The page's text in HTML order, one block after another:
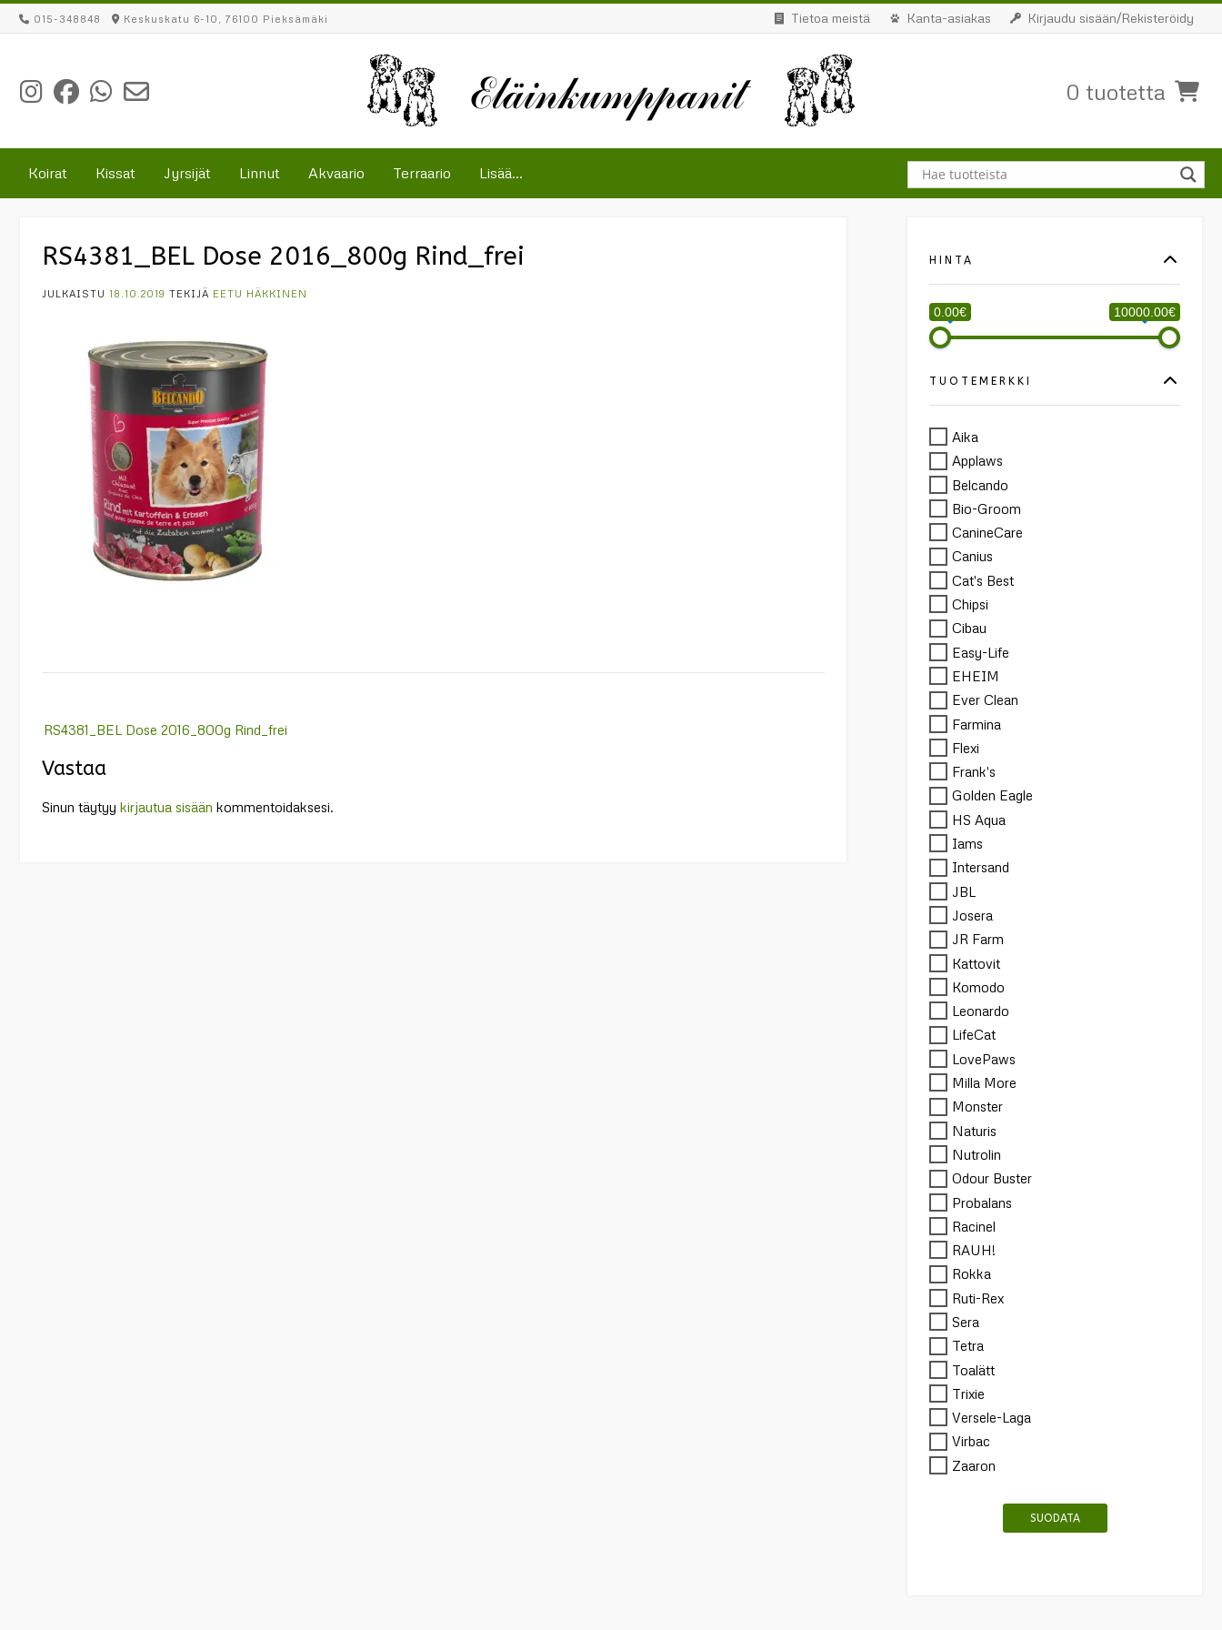
Skip
to
015-348848 Keskuskatu 6-10, 76100 Pieksämäki Tietoa meistä Kanta-asiakas Kirjaudu sisään/Rekisteröidy
0 tuotetta
Koirat Kissat Jyrsijät Linnut Akvaario Terraario Lisää...
RS4381_BEL Dose 2016_800g Rind_frei
JULKAISTU 18.10.2019 TEKIJÄ EETU HÄKKINEN
navigation
RS4381_BEL Dose 2016_800g Rind_frei
Vastaa
Sinun täytyy kirjautua sisään kommentoidaksesi.
HINTA
0.00€ 10000.00€
TUOTEMERKKI
Aika
Applaws
Belcando
Bio-Groom
CanineCare
Canius
Cat's Best
Chipsi
Cibau
Easy-Life
EHEIM
Ever Clean
Farmina
Flexi
Frank's
Golden Eagle
HS Aqua
Iams
Intersand
JBL
Josera
JR Farm
Kattovit
Komodo
Leonardo
LifeCat
LovePaws
Milla More
Monster
Naturis
Nutrolin
Odour Buster
Probalans
Racinel
RAUH!
Rokka
Ruti-Rex
Sera
Tetra
Toalätt
Trixie
Versele-Laga
Virbac
Zaaron
SUODATA